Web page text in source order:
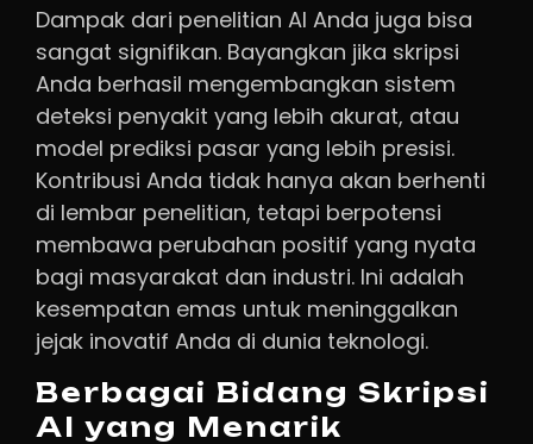
Dampak dari penelitian AI Anda juga bisa
sangat signifikan. Bayangkan jika skripsi
Anda berhasil mengembangkan sistem
deteksi penyakit yang lebih akurat, atau
model prediksi pasar yang lebih presisi.
Kontribusi Anda tidak hanya akan berhenti
di lembar penelitian, tetapi berpotensi
membawa perubahan positif yang nyata
bagi masyarakat dan industri. Ini adalah
kesempatan emas untuk meninggalkan
jejak inovatif Anda di dunia teknologi.
Berbagai Bidang Skripsi
AI yang Menarik